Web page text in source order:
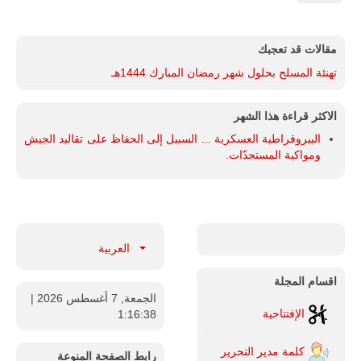
مقالات قد تعجبك
تهنئة المسلح بحلول شهر رمضان المبارك 1444هـ
الاكثر قراءة هذا الشهر
البيروقراطية العسكرية ... السبيل إلى الحفاظ على تقاليد الجيش
ومواكبة المستجدّات.
اقسام المجلة
الإفتتاحية
كلمة مدير التحرير
العربية
الجمعة, 7 أغسطس 2026
|
1:16:39
رابط الصفحة المنوعة